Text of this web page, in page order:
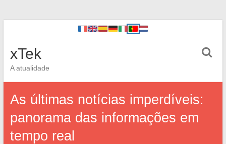
xTek
A atualidade
As últimas notícias imperdíveis:
panorama das informações em
tempo real